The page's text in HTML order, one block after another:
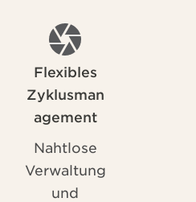
Flexibles
Zyklusman
agement
Nahtlose
Verwaltung
und